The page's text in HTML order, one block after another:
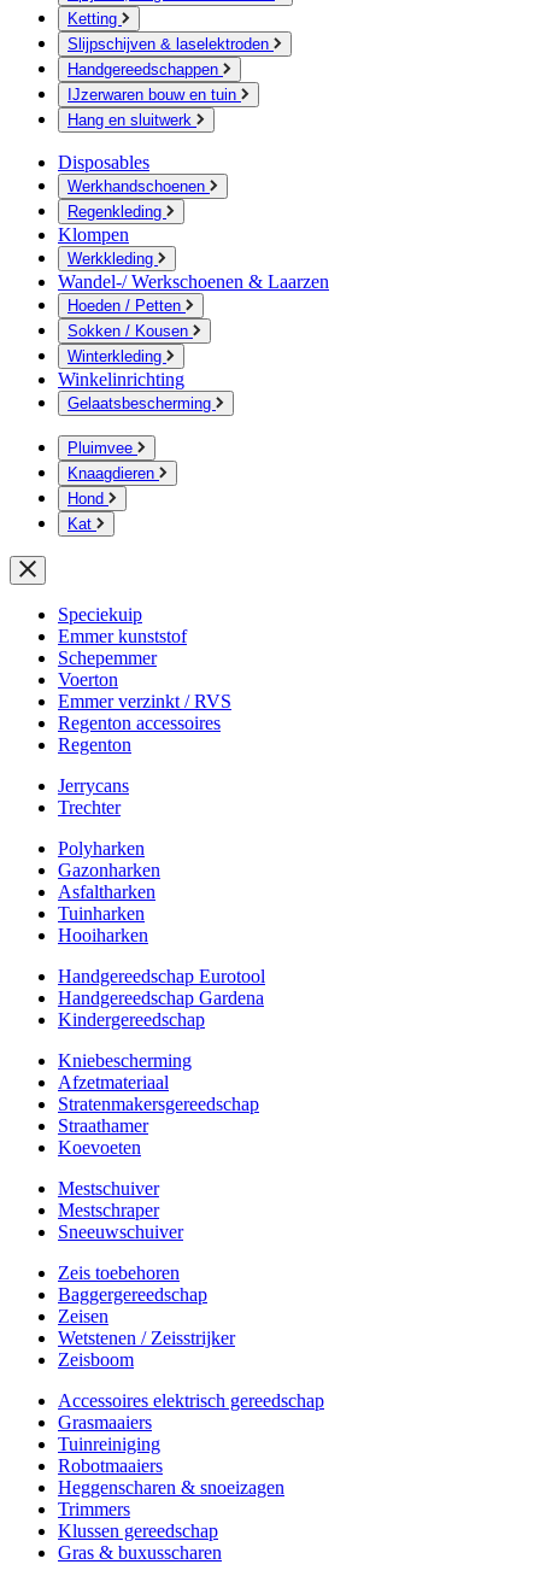
Ketting
Slijpschijven & laselektroden
Handgereedschappen
IJzerwaren bouw en tuin
Hang en sluitwerk
Disposables
Werkhandschoenen
Regenkleding
Klompen
Werkkleding
Wandel-/ Werkschoenen & Laarzen
Hoeden / Petten
Sokken / Kousen
Winterkleding
Winkelinrichting
Gelaatsbescherming
Pluimvee
Knaagdieren
Hond
Kat
Speciekuip
Emmer kunststof
Schepemmer
Voerton
Emmer verzinkt / RVS
Regenton accessoires
Regenton
Jerrycans
Trechter
Polyharken
Gazonharken
Asfaltharken
Tuinharken
Hooiharken
Handgereedschap Eurotool
Handgereedschap Gardena
Kindergereedschap
Kniebescherming
Afzetmateriaal
Stratenmakersgereedschap
Straathamer
Koevoeten
Mestschuiver
Mestschraper
Sneeuwschuiver
Zeis toebehoren
Baggergereedschap
Zeisen
Wetstenen / Zeisstrijker
Zeisboom
Accessoires elektrisch gereedschap
Grasmaaiers
Tuinreiniging
Robotmaaiers
Heggenscharen & snoeizagen
Trimmers
Klussen gereedschap
Gras & buxusscharen